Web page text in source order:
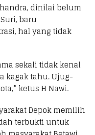
dinilai belum
baru
hal yang tidak
sekali tidak kenal
kagak tahu. Ujug-
ketus H Nawi.
Depok memilih
terbukti untuk